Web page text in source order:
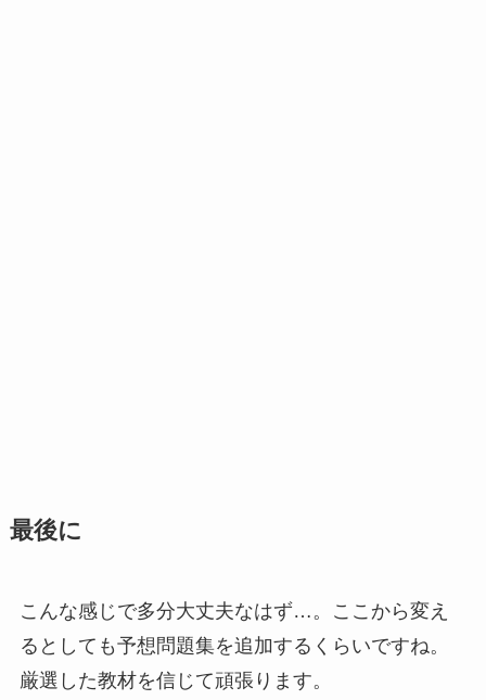
最後に
こんな感じで多分大丈夫なはず…。ここから変え
るとしても予想問題集を追加するくらいですね。
厳選した教材を信じて頑張ります。